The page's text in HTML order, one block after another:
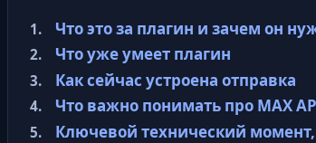
Что это за плагин и зачем он
Что уже умеет плагин
Как сейчас устроена отправка
Что важно понимать про MAX
Ключевой технический момент,